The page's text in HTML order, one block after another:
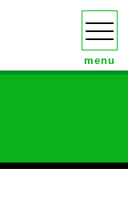
menu